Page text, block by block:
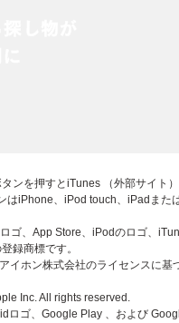
ンを押すとiTunes （外部サイト）
はiPhone、iPod touch、iPadまた
ゴ、App Store、iPodのロゴ、
録商標です。
イホン株式会社のライセンスに基
Inc. All rights reserved.
ロゴ、Google Play 、および